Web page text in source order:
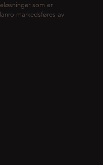
som er
markedsføres av